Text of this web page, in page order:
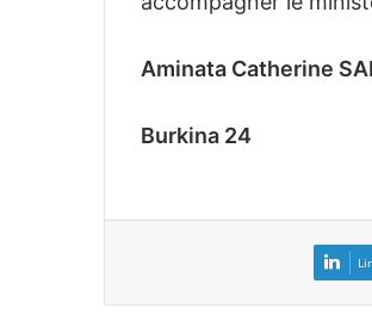
Aminata Catherine
Burkina 24